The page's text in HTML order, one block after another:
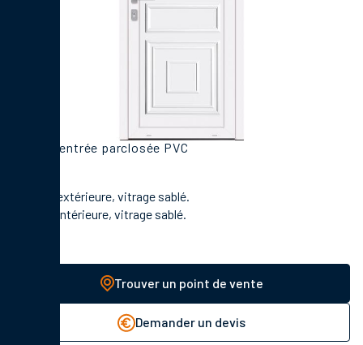
Porte d'entrée parclosée PVC
En face extérieure, vitrage sablé.
En face intérieure, vitrage sablé.
Trouver un point de vente
Demander un devis